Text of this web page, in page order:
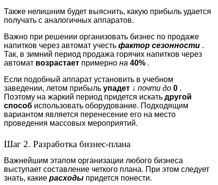
Также нелишним будет выяснить, какую прибыль удается
получать с аналогичных аппаратов.
Важно при решении организовать бизнес по продаже
напитков через автомат учесть фактор сезонности .
Так, в зимний период продажа горячих напитков через
автомат возрастает примерно на 40% .
Если подобный аппарат установить в учебном
заведении, летом прибыль упадет ↓ почти до 0 .
Поэтому на жаркий период придется искать другой
способ использовать оборудование. Подходящим
вариантом является перенесение его на место
проведения массовых мероприятий.
Шаг 2. Разработка бизнес-плана
Важнейшим этапом организации любого бизнеса
выступает составление четкого плана. При этом следует
знать, какие расходы придется понести.